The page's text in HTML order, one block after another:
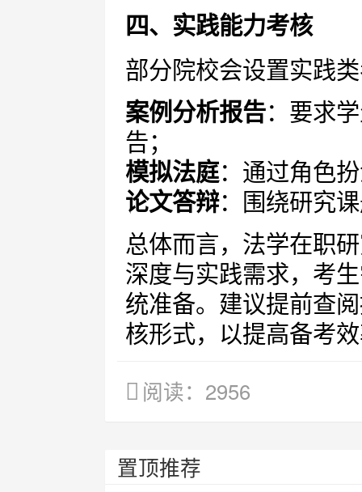
四、实践能力考核
部分院校会设置实践
案例分析报告：要求
告；
模拟法庭：通过角色
论文答辩：围绕研究
总体而言，法学在职
深度与实践需求，考
统准备。建议提前查
核形式，以提高备考
阅读：2956
置顶推荐